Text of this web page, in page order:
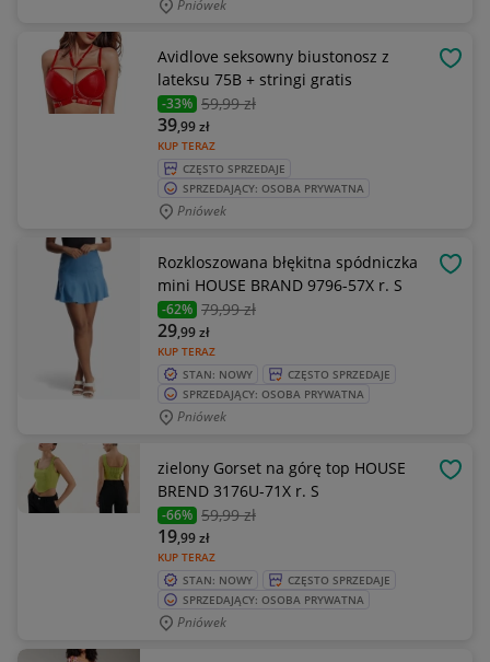
Pniówek
Avidlove seksowny biustonosz z
lateksu 75B + stringi gratis
-33% 59,99 zł
KUP TERAZ
39,99zł
CZĘSTO SPRZEDAJE
SPRZEDAJĄCY: OSOBA PRYWATNA
Pniówek
Rozkloszowana błękitna spódniczka
mini HOUSE BRAND 9796-57X r. S
-62% 79,99 zł
KUP TERAZ
29,99zł
STAN: NOWY
CZĘSTO SPRZEDAJE
SPRZEDAJĄCY: OSOBA PRYWATNA
Pniówek
zielony Gorset na górę top HOUSE
BREND 3176U-71X r. S
-66% 59,99 zł
KUP TERAZ
19,99zł
STAN: NOWY
CZĘSTO SPRZEDAJE
SPRZEDAJĄCY: OSOBA PRYWATNA
Pniówek